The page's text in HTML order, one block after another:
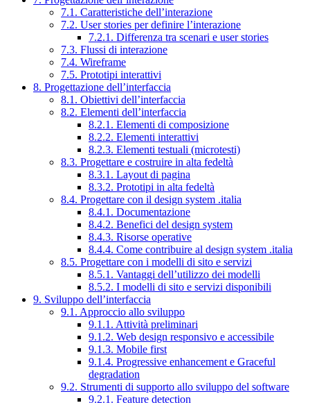
7.1. Caratteristiche dell’interazione
7.2. User stories per definire l’interazione
7.2.1. Differenza tra scenari e user stories
7.3. Flussi di interazione
7.4. Wireframe
7.5. Prototipi interattivi
8. Progettazione dell’interfaccia
8.1. Obiettivi dell’interfaccia
8.2. Elementi dell’interfaccia
8.2.1. Elementi di composizione
8.2.2. Elementi interattivi
8.2.3. Elementi testuali (microtesti)
8.3. Progettare e costruire in alta fedeltà
8.3.1. Layout di pagina
8.3.2. Prototipi in alta fedeltà
8.4. Progettare con il design system .italia
8.4.1. Documentazione
8.4.2. Benefici del design system
8.4.3. Risorse operative
8.4.4. Come contribuire al design system .italia
8.5. Progettare con i modelli di sito e servizi
8.5.1. Vantaggi dell’utilizzo dei modelli
8.5.2. I modelli di sito e servizi disponibili
9. Sviluppo dell’interfaccia
9.1. Approccio allo sviluppo
9.1.1. Attività preliminari
9.1.2. Web design responsivo e accessibile
9.1.3. Mobile first
9.1.4. Progressive enhancement e Graceful
degradation
9.2. Strumenti di supporto allo sviluppo del software
9.2.1. Feature detection